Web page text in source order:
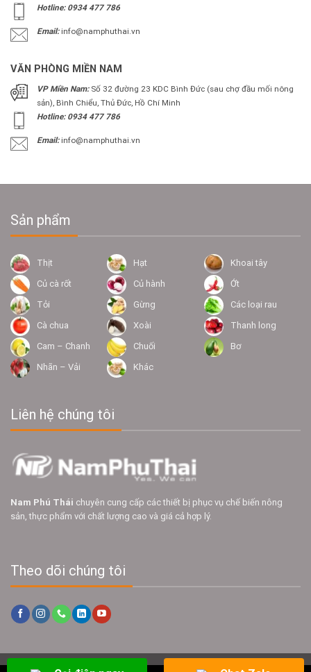
Hotline: 0934 477 786
Email: info@namphuthai.vn
VĂN PHÒNG MIỀN NAM
VP Miền Nam:Số 32 đường 23 KDC Bình Đức (sau chợ đầu mối nông
sản), Bình Chiểu, Thủ Đức, Hồ Chí Minh
Hotline: 0934 477 786
Email:info@namphuthai.vn
Sản phẩm
Thịt Hạt
Khoai tây
Củ cà rốt
Củ hành
Ớt
Tỏi
Gừng
Các loại rau
Cà chua
Xoài
Thanh long
Cam – Chanh
Chuối
Bơ
Nhãn – Vải
Khác
Liên hệ chúng tôi
Nam Phú Thái chuyên cung cấp các thiết bị phục vụ chế biến nông
sản, thực phẩm với chất lượng cao và giá cả hợp lý.
Theo dõi chúng tôi